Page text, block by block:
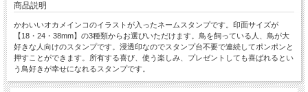
商品説明
かわいいオカメインコのイラストが入ったネームスタンプです。印面サイズが
【18・24・38mm】の3種類からお選びいただけます。鳥を飼っている人、鳥が大
好きな人向けのスタンプです。浸透印なのでスタンプ台不要で連続してポンポンと
押すことができます。所有する喜び、使う楽しみ、プレゼントしても喜ばれるとい
う鳥好きが幸せになれるスタンプです。